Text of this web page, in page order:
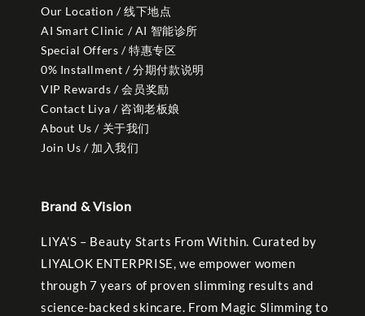
Our Location / 线下地点
AI Smart Clinic / AI 智能诊所
Special Offers / 特惠专区
0% Installment / 分期付款说明
VIP Rewards / 会员奖励
Contact Liya / 咨询老板娘
About Us / 关于我们
Join Us / 加入我们
Brand & Vision
LIYA’S – Beauty Starts From Within. Curated by
LIYALOK ENTERPRISE, we empower women
through 7 years of proven slimming results and
science-backed skincare. From Magic Slimming to